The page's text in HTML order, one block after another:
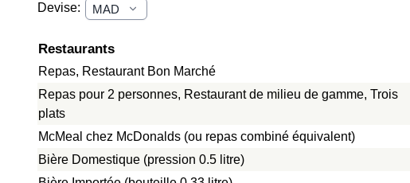
Devise:
Restaurants
Repas, Restaurant Bon Marché
Repas pour 2 personnes, Restaurant de milieu de gamme, Trois
plats
McMeal chez McDonalds (ou repas combiné équivalent)
Bière Domestique (pression 0.5 litre)